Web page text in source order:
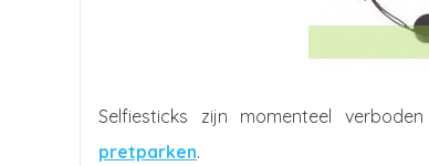
Selfiesticks zijn momenteel
pretparken.